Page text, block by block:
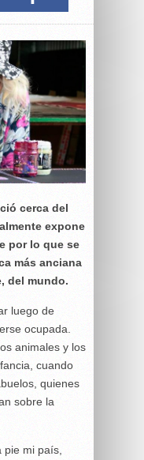
cerca del
expone
por lo que se
más anciana
del mundo.
luego de
ocupada.
animales y los
cuando
quienes
sobre la
mi país,